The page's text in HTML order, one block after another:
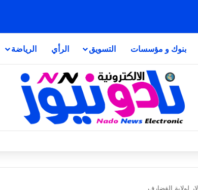
بنوك و مؤسسات التسويق الرأي الرياضة